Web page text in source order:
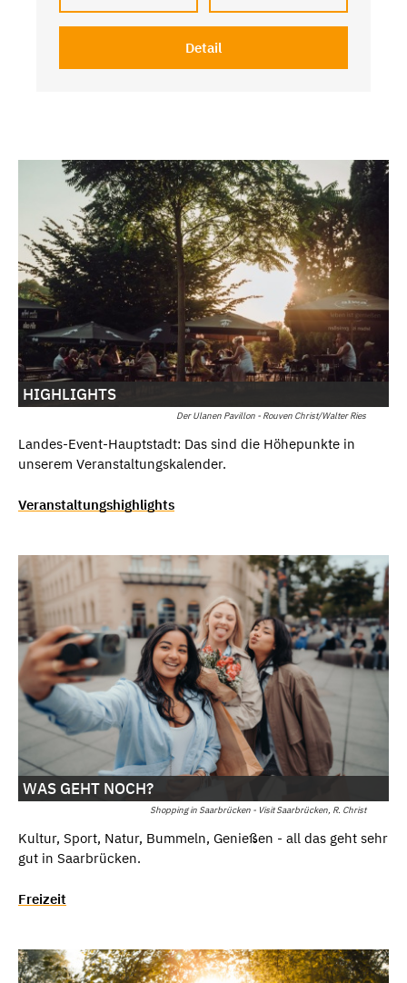
Detail
Der Ulanen Pavillon - Rouven Christ/Walter Ries
HIGHLIGHTS
Landes-Event-Hauptstadt: Das sind die Höhepunkte in
unserem Veranstaltungskalender.
Veranstaltungshighlights
Shopping in Saarbrücken - Visit Saarbrücken, R. Christ
WAS GEHT NOCH?
Kultur, Sport, Natur, Bummeln, Genießen - all das geht sehr
gut in Saarbrücken.
Freizeit